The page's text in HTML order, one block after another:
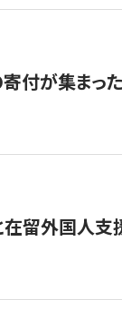
付が集まっ
留外国人